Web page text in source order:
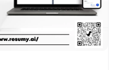
罪し、円満退職を心がける
法は？退職代行サービスの利用